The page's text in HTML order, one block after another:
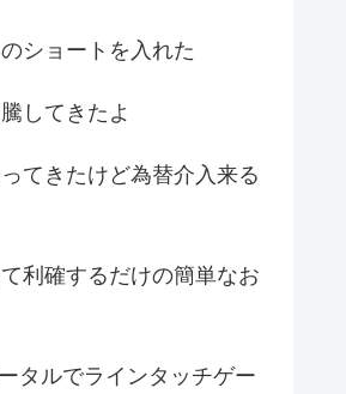
ショートを入れた
してきたよ
てきたけど為替介入来る
利確するだけの簡単なお
タルでラインタッチゲー